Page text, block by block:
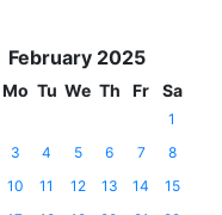
February 2025
Mo Tu We Th Fr Sa
1
3 4 5 6 7
8
10 11 12 13 14
15